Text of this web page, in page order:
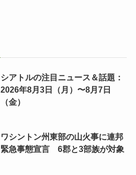
シアトルの注目ニュース＆話題：
2026年8月3日（月）〜8月7日
（金）
ワシントン州東部の山火事に連邦
緊急事態宣言 6郡と3部族が対象